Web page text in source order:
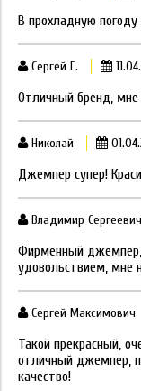
В прохладную
Сергей Г.
Отличный бренд, мне
Николай
Джемпер супер!
Владимир Сергеевич
Фирменный джемпер,
удовольствием, мне
Сергей Максимович
Такой прекрасный,
отличный джемпер,
качество!